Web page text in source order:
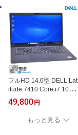
フルHD 14.0型 DELL Lat
itude 7410 Core i7 1061
0U メモリ16G M.2SSD2
56G Wi-Fi6 Webカメラ
USBType-C Windows11
【中古】
49,800 円
もっと見る